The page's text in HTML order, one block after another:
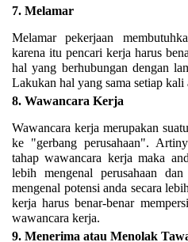
7. Melamar
Melamar pekerjaan
karena itu pencari kerja harus
hal yang berhubungan dengan
Lakukan hal yang sama setiap kali
8. Wawancara Kerja
Wawancara kerja merupakan
ke "gerbang perusahaan".
tahap wawancara kerja maka
lebih mengenal perusahaan
mengenal potensi anda secara
kerja harus benar-benar
wawancara kerja.
9. Menerima atau Menolak